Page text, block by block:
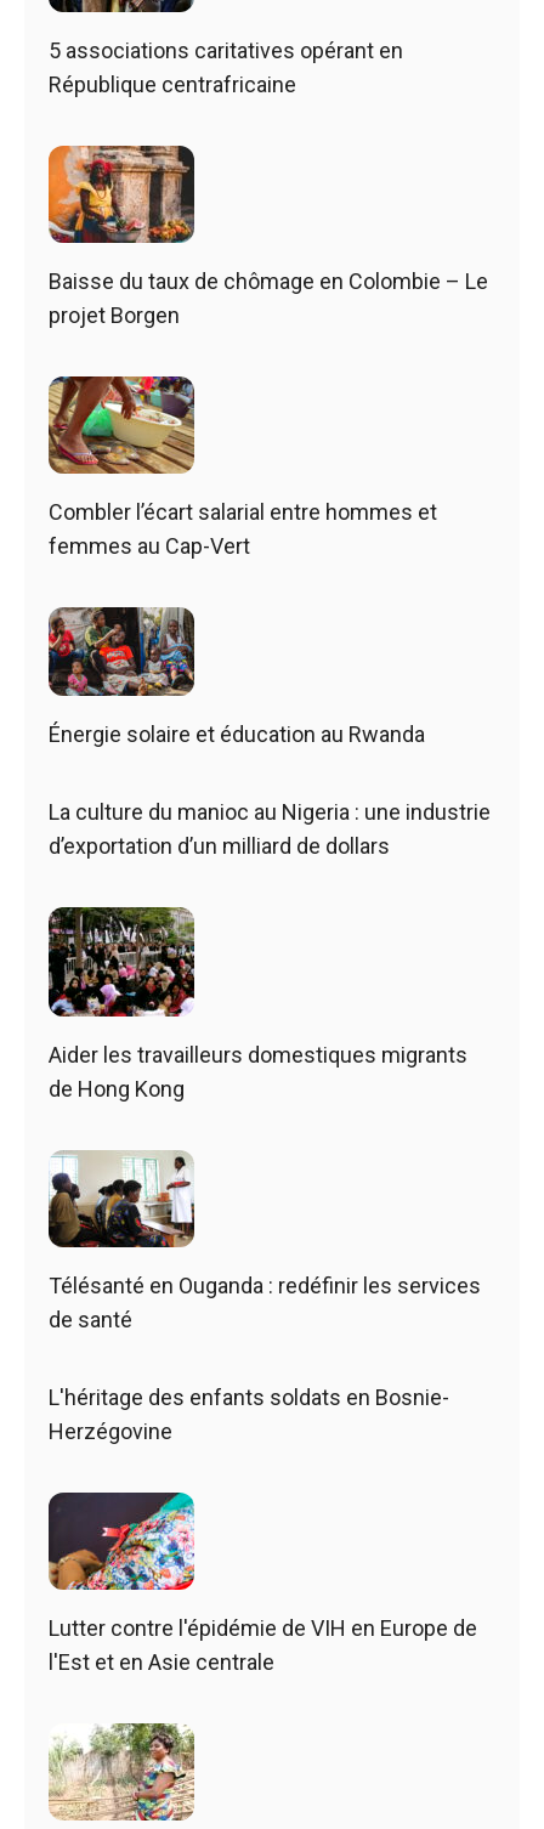
5 associations caritatives opérant en
République centrafricaine
Baisse du taux de chômage en Colombie – Le
projet Borgen
Combler l’écart salarial entre hommes et
femmes au Cap-Vert
Énergie solaire et éducation au Rwanda
La culture du manioc au Nigeria : une industrie
d’exportation d’un milliard de dollars
Aider les travailleurs domestiques migrants
de Hong Kong
Télésanté en Ouganda : redéfinir les services
de santé
L'héritage des enfants soldats en Bosnie-
Herzégovine
Lutter contre l'épidémie de VIH en Europe de
l'Est et en Asie centrale